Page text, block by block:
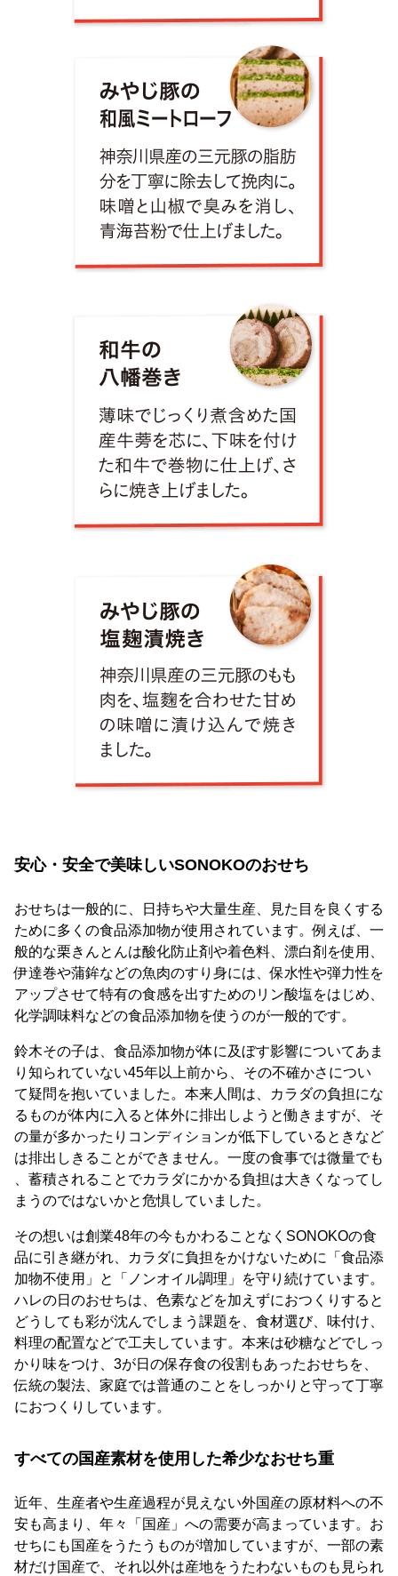
安心・安全で美味しいSONOKOのおせち
おせちは一般的に、日持ちや大量生産、見た目を良くする
ために多くの食品添加物が使用されています。例えば、一
般的な栗きんとんは酸化防止剤や着色料、漂白剤を使用、
伊達巻や蒲鉾などの魚肉のすり身には、保水性や弾力性を
アップさせて特有の食感を出すためのリン酸塩をはじめ、
化学調味料などの食品添加物を使うのが一般的です。
鈴木その子は、食品添加物が体に及ぼす影響についてあま
り知られていない45年以上前から、その不確かさについ
て疑問を抱いていました。本来人間は、カラダの負担にな
るものが体内に入ると体外に排出しようと働きますが、そ
の量が多かったりコンディションが低下しているときなど
は排出しきることができません。一度の食事では微量でも
、蓄積されることでカラダにかかる負担は大きくなってし
まうのではないかと危惧していました。
その想いは創業48年の今もかわることなくSONOKOの食
品に引き継がれ、カラダに負担をかけないために「食品添
加物不使用」と「ノンオイル調理」を守り続けています。
ハレの日のおせちは、色素などを加えずにおつくりすると
どうしても彩が沈んでしまう課題を、食材選び、味付け、
料理の配置などで工夫しています。本来は砂糖などでしっ
かり味をつけ、3が日の保存食の役割もあったおせちを、
伝統の製法、家庭では普通のことをしっかりと守って丁寧
におつくりしています。
すべての国産素材を使用した希少なおせち重
近年、生産者や生産過程が見えない外国産の原材料への不
安も高まり、年々「国産」への需要が高まっています。お
せちにも国産をうたうものが増加していますが、一部の素
材だけ国産で、それ以外は産地をうたわないものも見られ